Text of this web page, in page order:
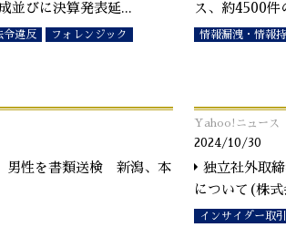
並びに決算発表延...
令違反
フォレンジック
ス、約4500件
情報漏洩・情報
男性を書類送検 新潟、本
Yahoo!ニュース
2024/10/30
独立社外取
について(株
インサイダー取引